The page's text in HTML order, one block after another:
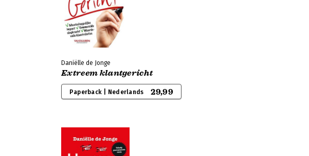
Daniëlle de Jonge
Extreem klantgericht
Paperback | Nederlands 29,99